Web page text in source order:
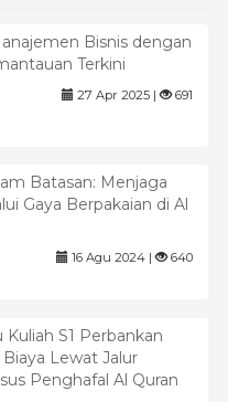
Bisnis dengan
Terkini
27 Apr 2025 | 691
Batasan: Menjaga
Gaya Berpakaian di Al
16 Agu 2024 | 640
Kuliah S1 Perbankan
Biaya Lewat Jalur
Penghafal Al Quran